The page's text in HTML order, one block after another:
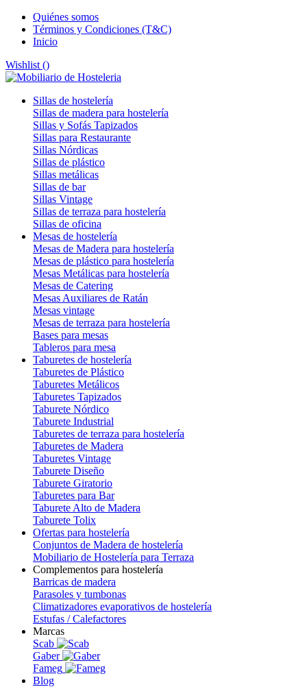
Quiénes somos
Términos y Condiciones (T&C)
Inicio
Wishlist ()
Sillas de hostelería
Sillas de madera para hostelería
Sillas y Sofás Tapizados
Sillas para Restaurante
Sillas Nórdicas
Sillas de plástico
Sillas metálicas
Sillas de bar
Sillas Vintage
Sillas de terraza para hostelería
Sillas de oficina
Mesas de hostelería
Mesas de Madera para hostelería
Mesas de plástico para hostelería
Mesas Metálicas para hostelería
Mesas de Catering
Mesas Auxiliares de Ratán
Mesas vintage
Mesas de terraza para hostelería
Bases para mesas
Tableros para mesa
Taburetes de hostelería
Taburetes de Plástico
Taburetes Metálicos
Taburetes Tapizados
Taburete Nórdico
Taburete Industrial
Taburetes de terraza para hostelería
Taburetes de Madera
Taburetes Vintage
Taburete Diseño
Taburete Giratorio
Taburetes para Bar
Taburete Alto de Madera
Taburete Tolix
Ofertas para hostelería
Conjuntos de Madera de hostelería
Mobiliario de Hostelería para Terraza
Complementos para hostelería
Barricas de madera
Parasoles y tumbonas
Climatizadores evaporativos de hostelería
Estufas / Calefactores
Marcas
Scab
Gaber
Fameg
Blog